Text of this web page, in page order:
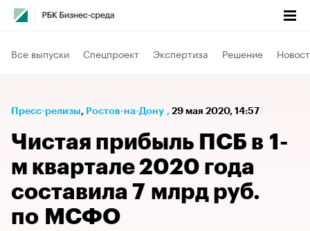
Все выпуски Спецпроект Экспертиза Решение
Пресс-релизы⁠, Ростов-на-Дону , 29 мая 2020, 14:57
Чистая прибыль ПСБ в 1-
м квартале 2020 года
составила 7 млрд руб.
по МСФО